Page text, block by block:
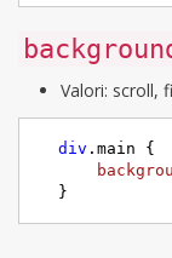
Valori: scroll,
div .main {
}